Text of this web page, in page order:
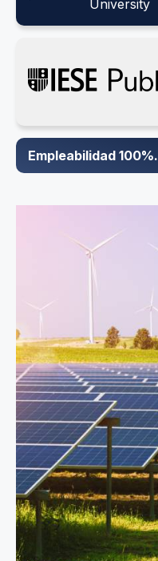
University
Empleabilidad 100%.